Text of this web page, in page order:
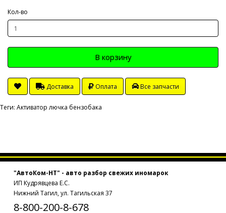
Кол-во
В корзину
Доставка Оплата Все запчасти
Теги: Активатор лючка бензобака
"АвтоКом-НТ" - авто разбор свежих иномарок
ИП Кудрявцева Е.С.
Нижний Тагил, ул. Тагильская 37
8-800-200-8-678